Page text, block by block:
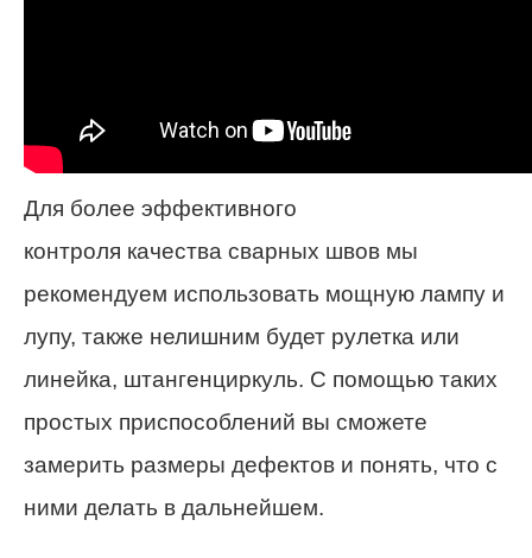
Для более эффективного
контроля качества сварных швов мы
рекомендуем использовать мощную лампу и
лупу, также нелишним будет рулетка или
линейка, штангенциркуль. С помощью таких
простых приспособлений вы сможете
замерить размеры дефектов и понять, что с
ними делать в дальнейшем.